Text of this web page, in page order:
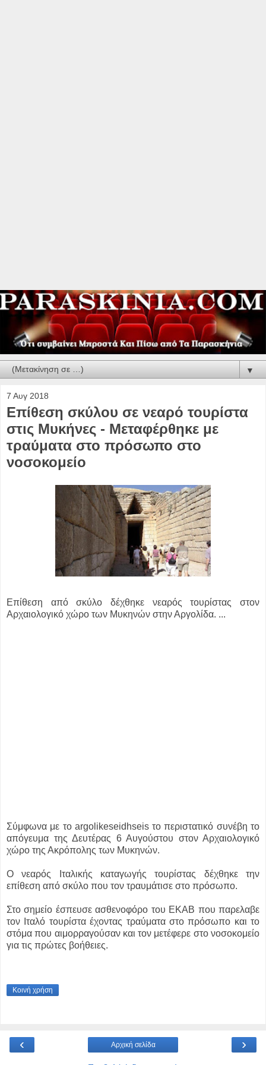
▼
7 Αυγ 2018
Επίθεση σκύλου σε νεαρό τουρίστα
στις Μυκήνες - Μεταφέρθηκε με
τραύματα στο πρόσωπο στο
νοσοκομείο
Επίθεση από σκύλο δέχθηκε νεαρός τουρίστας στον
Αρχαιολογικό χώρο των Μυκηνών στην Αργολίδα. ...
Σύμφωνα με το argolikeseidhseis το περιστατικό συνέβη το
απόγευμα της Δευτέρας 6 Αυγούστου στον Αρχαιολογικό
χώρο της Ακρόπολης των Μυκηνών.
Ο νεαρός Ιταλικής καταγωγής τουρίστας δέχθηκε την
επίθεση από σκύλο που τον τραυμάτισε στο πρόσωπο.
Στο σημείο έσπευσε ασθενοφόρο του ΕΚΑΒ που παρελαβε
τον Ιταλό τουρίστα έχοντας τραύματα στο πρόσωπο και το
στόμα που αιμορραγούσαν και τον μετέφερε στο νοσοκομείο
για τις πρώτες βοήθειες.
Κοινή χρήση
‹ ›
Αρχική σελίδα